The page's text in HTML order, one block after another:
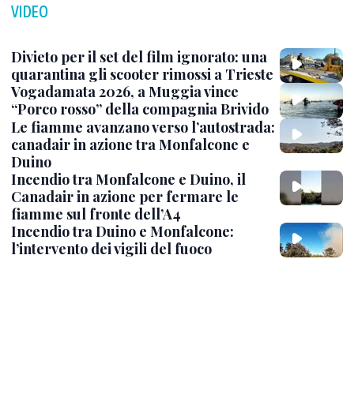
VIDEO
Divieto per il set del film ignorato: una
quarantina gli scooter rimossi a Trieste
Vogadamata 2026, a Muggia vince
“Porco rosso” della compagnia Brivido
Le fiamme avanzano verso l’autostrada:
canadair in azione tra Monfalcone e
Duino
Incendio tra Monfalcone e Duino, il
Canadair in azione per fermare le
fiamme sul fronte dell’A4
Incendio tra Duino e Monfalcone:
l’intervento dei vigili del fuoco